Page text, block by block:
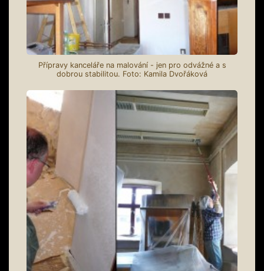
Přípravy kanceláře na malování - jen pro odvážné a s
dobrou stabilitou. Foto: Kamila Dvořáková